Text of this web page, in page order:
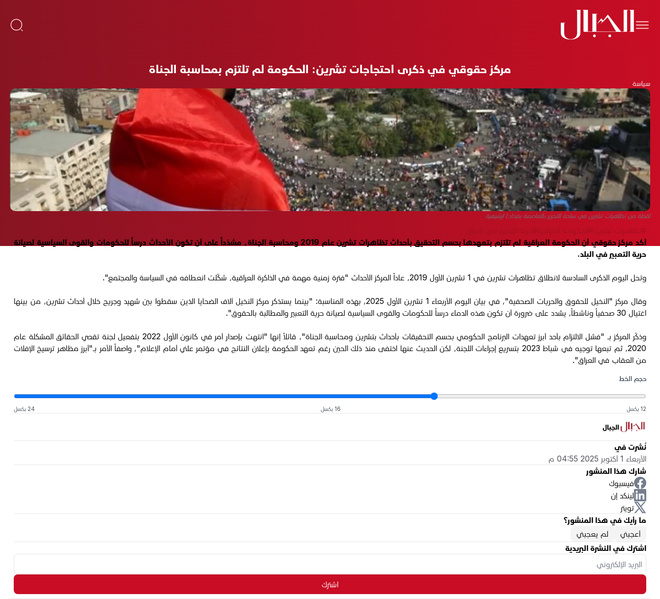
مركز حقوقي في ذكرى احتجاجات تشرين: الحكومة لم تلتزم بمحاسبة الجناة
سياسة
لقطة من تظاهرات تشرين في ساحة التحرير بالعاصمة بغداد/ أرشيفية
#تظاهرات تشرين#الحكومة العراقية#حرية التعبير في العراق
أكد مركز حقوقي أن الحكومة العراقية لم تلتزم بتعهدها بحسم التحقيق بأحداث تظاهرات تشرين عام 2019 ومحاسبة الجناة، مشدّداً على أن تكون الأحداث درساً للحكومات والقوى السياسية لصيانة
حرية التعبير في البلد.
وتحل اليوم الذكرى السادسة لانطلاق تظاهرات تشرين في 1 تشرين الأول 2019، عاداً المركز الأحداث "فترة زمنية مهمة في الذاكرة العراقية، شكّلت انعطافه في السياسة والمجتمع".
وقال مركز "النخيل للحقوق والحريات الصحفية"، في بيان اليوم الأربعاء 1 تشرين الأول 2025، بهذه المناسبة: "بينما يستذكر مركز النخيل آلاف الضحايا الذين سقطوا بين شهيد وجريح خلال أحداث تشرين، من بينها
اغتيال 30 صحفياً وناشطاً، يشدد على ضرورة أن تكون هذه الدماء درساً للحكومات والقوى السياسية لصيانة حرية التعبير والمطالبة بالحقوق".
وذكّر المركز بـ "فشل الالتزام بأحد أبرز تعهدات البرنامج الحكومي بحسم التحقيقات بأحداث بتشرين ومحاسبة الجناة"، قائلاً إنها "انتهت بإصدار أمر في كانون الأول 2022 بتفعيل لجنة تقصي الحقائق المشكلة عام
2020، ثم تبعها توجيه في شباط 2023 بتسريع إجراءات اللجنة، لكن الحديث عنها اختفى منذ ذلك الحين رغم تعهد الحكومة بإعلان النتائج في مؤتمر علني أمام الإعلام"، واصفاً الأمر بـ"أبرز مظاهر ترسيخ الإفلات
من العقاب في العراق".
حجم الخط
12 بكسل 16 بكسل 24 بكسل
الجبال
نُشرت في
الأربعاء 1 أكتوبر 2025 04:55 م
شارك هذا المنشور
فيسبوك
لينكد إن
تويتر
ما رأيك في هذا المنشور؟
أعجبني
لم يعجبني
اشترك في النشرة البريدية
اشترك